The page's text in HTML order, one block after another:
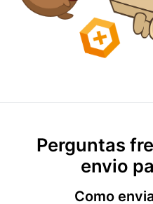
Perguntas
envio
Como